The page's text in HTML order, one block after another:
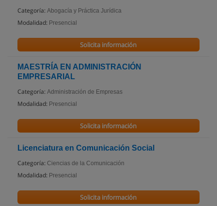
Categoría: Abogacía y Práctica Jurídica
Modalidad: Presencial
Solicita información
MAESTRÍA EN ADMINISTRACIÓN
EMPRESARIAL
Categoría: Administración de Empresas
Modalidad: Presencial
Solicita información
Licenciatura en Comunicación Social
Categoría: Ciencias de la Comunicación
Modalidad: Presencial
Solicita información